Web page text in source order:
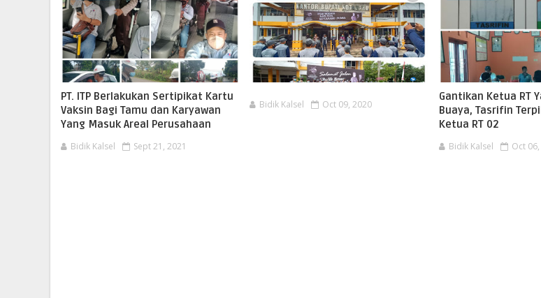
PT. ITP Berlakukan Sertipikat Kartu
Vaksin Bagi Tamu dan Karyawan
Yang Masuk Areal Perusahaan
Bidik Kalsel Sept 21, 2021
Bidik Kalsel Oct 09, 2020
Gantikan Ketua RT
Buaya, Tasrifin
Ketua RT 02
Bidik Kalsel Oct